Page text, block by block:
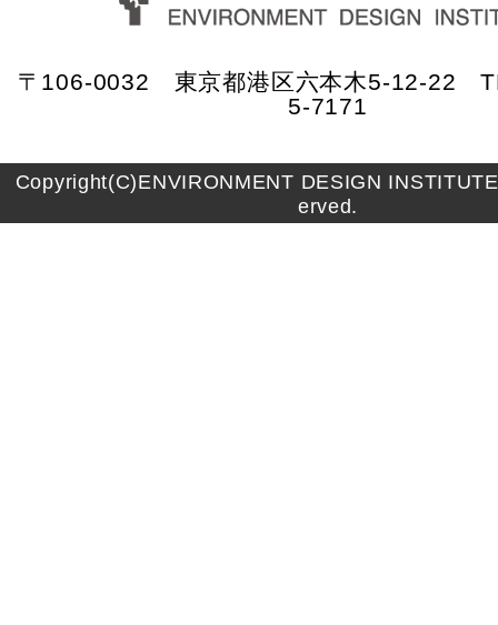
〒106-0032 東京都港区六本木5-12-22
5-7171
Copyright(C)ENVIRONMENT DESIGN
erved.